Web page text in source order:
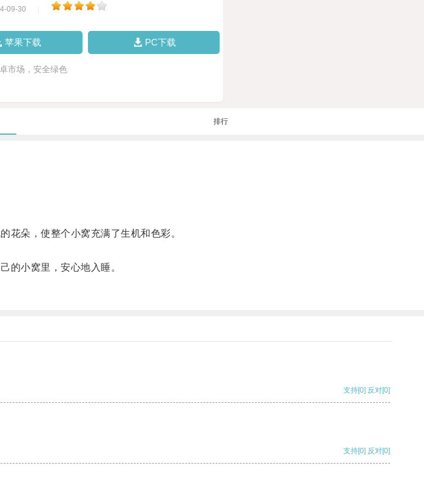
09-30
苹果下载 PC下载
市场，安全绿色
排行
朵，使整个小窝充满了生机和色彩。
小窝里，安心地入睡。
支持[0] 反对[0]
支持[0] 反对[0]